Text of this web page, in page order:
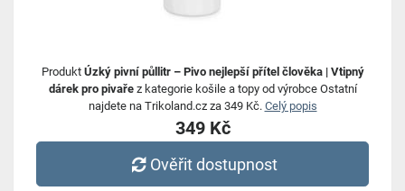
Produkt Úzký pivní půllitr – Pivo nejlepší přítel člověka | Vtipný
dárek pro pivařez kategorie košile a topy od výrobce Ostatní
najdete na Trikoland.cz za 349 Kč. Celý popis
349 Kč
Ověřit dostupnost